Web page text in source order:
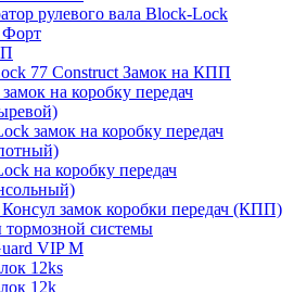
рулевого вала Block-Lock
Форт
77 Construct Замок на КПП
на коробку передач
замок на коробку передач
на коробку передач
Консул замок коробки передач (КПП)
тормозной системы
VIP M
12ks
12k